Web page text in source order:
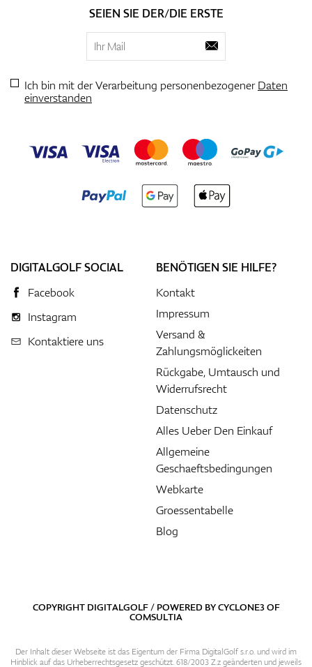
SEIEN SIE DER/DIE ERSTE
Ich bin mit der Verarbeitung personenbezogenerDaten
einverstanden
DIGITALGOLF SOCIAL
Facebook
Instagram
Kontaktiere uns
BENÖTIGEN SIE HILFE?
Kontakt
Impressum
Versand &
Zahlungsmöglickeiten
Rückgabe, Umtausch und
Widerrufsrecht
Datenschutz
Alles Ueber Den Einkauf
Allgemeine
Geschaeftsbedingungen
Webkarte
Groessentabelle
Blog
COPYRIGHT DIGITALGOLF / POWERED BYCYCLONE3OF
COMSULTIA
Der Inhalt dieser Webseite ist das Eigentum der Firma DigitalGolf s.r.o. und wird im
Hinblick auf das Urheberrechtsgesetz geschützt. 618/2003 Z.z geänderten und jeweils